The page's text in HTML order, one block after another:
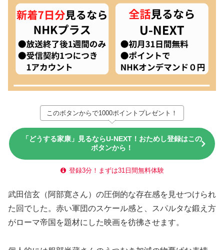
このボタンからで1000ポイントプレゼント！
「どうする家康」見るならU-NEXT！おためし登録はこの
ボタンから！
登録3分！まずは31日間無料体験
武田信玄（阿部寛さん）の圧倒的な存在感を見せつけられ
た回でした。赤い軍団のスケール感と、スパルタな鍛え方
がローマ帝国を題材にした映画を彷彿させます。